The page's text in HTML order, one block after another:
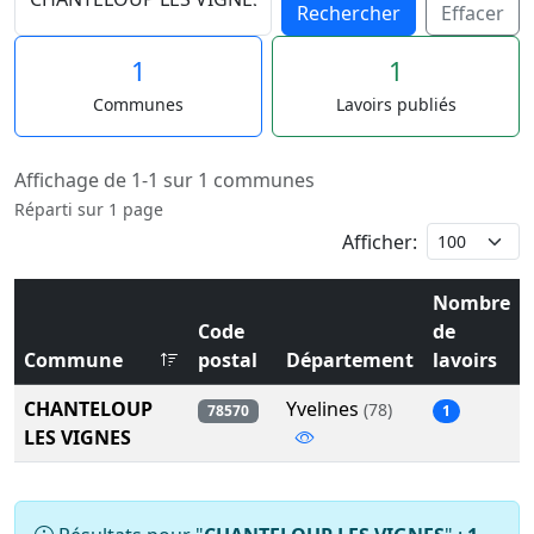
Rechercher Effacer
1
Communes
1
Lavoirs publiés
Affichage de 1-1 sur 1 communes
Réparti sur 1 page
Afficher:
Commune
Code
postal
Département
Nombre
de
lavoirs
CHANTELOUP
LES VIGNES
78570 Yvelines (78) 1